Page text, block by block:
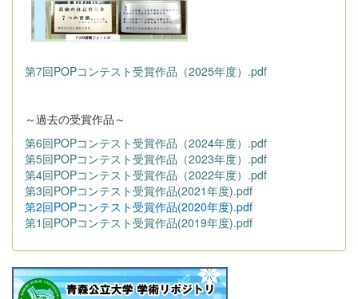
第7回POPコンテスト受賞作品（2025年度）.pdf
～過去の受賞作品～
第6回POPコンテスト受賞作品（2024年度）.pdf
第5回POPコンテスト受賞作品（2023年度）.pdf
第4回POPコンテスト受賞作品（2022年度）.pdf
第3回POPコンテスト受賞作品(2021年度).pdf
第2回POPコンテスト受賞作品(2020年度).pdf
第1回POPコンテスト受賞作品(2019年度).pdf